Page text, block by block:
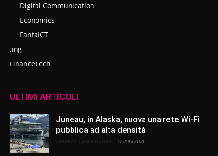
Digital Communication
Economics
FantaICT
.ing
FinanceTech
ULTIMI ARTICOLI
Juneau, in Alaska, nuova una rete Wi-Fi
pubblica ad alta densità
- 06/08/2026